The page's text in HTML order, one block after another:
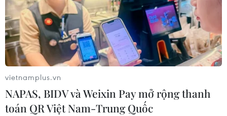
vietnamplus.vn
NAPAS, BIDV và Weixin Pay mở rộng thanh
toán QR Việt Nam-Trung Quốc